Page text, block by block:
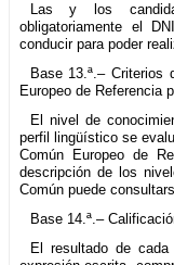
Las y los
obligatoriamente el
conducir para poder
Base 13.ª.– Criterios
Europeo de Referencia
El nivel de
perfil lingüístico se
Común Europeo de
descripción de los
Común puede
Base 14.ª.–
El resultado de cada